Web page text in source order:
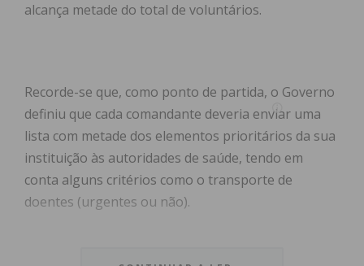
alcança metade do total de voluntários.
Recorde-se que, como ponto de partida, o Governo
definiu que cada comandante deveria enviar uma
lista com metade dos elementos prioritários da sua
instituição às autoridades de saúde, tendo em
conta alguns critérios como o transporte de
doentes (urgentes ou não).